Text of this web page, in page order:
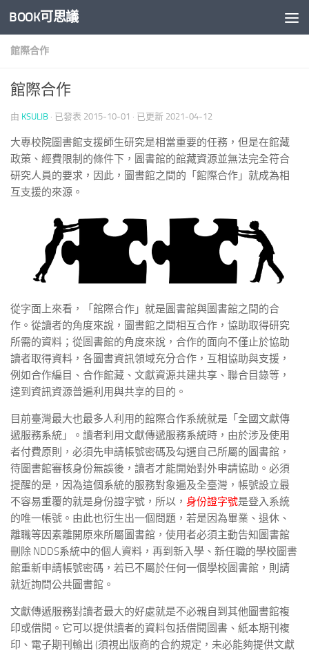
Skip to content
BOOK可思議
館際合作
館際合作
由 KSULIB · 已發表 2015-10-01 · 已更新 2021-04-12
大專校院圖書館支援師生研究是相當重要的任務，但是在館藏
政策、經費限制的條件下，圖書館的館藏資源並無法完全符合
研究人員的要求，因此，圖書館之間的「館際合作」就成為相
互支援的來源。
從字面上來看，「館際合作」就是圖書館與圖書館之間的合
作。從讀者的角度來說，圖書館之間相互合作，協助取得研究
所需的資料；從圖書館的角度來說，合作的面向不僅止於協助
讀者取得資料，各圖書資訊領域充分合作，互相協助與支援，
例如合作編目、合作館藏、文獻資源共建共享、聯合目錄等，
達到資訊資源普遍利用與共享的目的。
目前臺灣最大也最多人利用的館際合作系統就是「全國文獻傳
遞服務系統」。讀者利用文獻傳遞服務系統時，由於涉及使用
者付費原則，必須先申請帳號密碼及勾選自己所屬的圖書館，
待圖書館審核身份無誤後，讀者才能開始對外申請協助。必須
提醒的是，因為這個系統的服務對象遍及全臺灣，帳號設立最
不容易重覆的就是身份證字號，所以， 身份證字號是登入系統
的唯一帳號。由此也衍生出一個問題，若是因為畢業、退休、
離職等因素離開原來所屬圖書館，使用者必須主動告知圖書館
刪除 NDDS系統中的個人資料，再到新入學、新任職的學校圖書
館重新申請帳號密碼，若已不屬於任何一個學校圖書館，則請
就近詢問公共圖書館。
文獻傳遞服務對讀者最大的好處就是不必親自到其他圖書館複
印或借閱。它可以提供讀者的資料包括借閱圖書、紙本期刊複
印、電子期刊輸出 (須視出版商的合約規定，未必能夠提供文獻